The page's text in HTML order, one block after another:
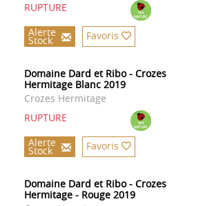
RUPTURE
Alerte
Stock Favoris
Domaine Dard et Ribo - Crozes
Hermitage Blanc 2019
Crozes Hermitage
RUPTURE
Alerte
Stock Favoris
Domaine Dard et Ribo - Crozes
Hermitage - Rouge 2019